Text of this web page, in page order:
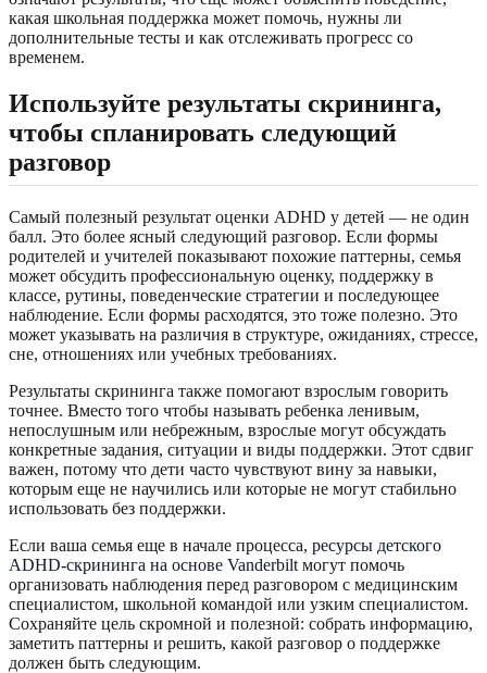
какая школьная поддержка может помочь, нужны ли
дополнительные тесты и как отслеживать прогресс со
временем.
Используйте результаты скрининга,
чтобы спланировать следующий
разговор
Самый полезный результат оценки ADHD у детей — не один
балл. Это более ясный следующий разговор. Если формы
родителей и учителей показывают похожие паттерны, семья
может обсудить профессиональную оценку, поддержку в
классе, рутины, поведенческие стратегии и последующее
наблюдение. Если формы расходятся, это тоже полезно. Это
может указывать на различия в структуре, ожиданиях, стрессе,
сне, отношениях или учебных требованиях.
Результаты скрининга также помогают взрослым говорить
точнее. Вместо того чтобы называть ребенка ленивым,
непослушным или небрежным, взрослые могут обсуждать
конкретные задания, ситуации и виды поддержки. Этот сдвиг
важен, потому что дети часто чувствуют вину за навыки,
которым еще не научились или которые не могут стабильно
использовать без поддержки.
Если ваша семья еще в начале процесса, ресурсы детского
ADHD-скрининга на основе Vanderbilt могут помочь
организовать наблюдения перед разговором с медицинским
специалистом, школьной командой или узким специалистом.
Сохраняйте цель скромной и полезной: собрать информацию,
заметить паттерны и решить, какой разговор о поддержке
должен быть следующим.